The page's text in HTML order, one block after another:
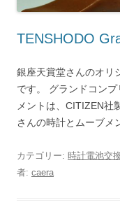
TENSHODO
銀座天賞堂さんのオリ
です。 グランドコン
メントは、CITIZEN社
さんの時計とムーブ
カテゴリー: 時計電池交
者: caera